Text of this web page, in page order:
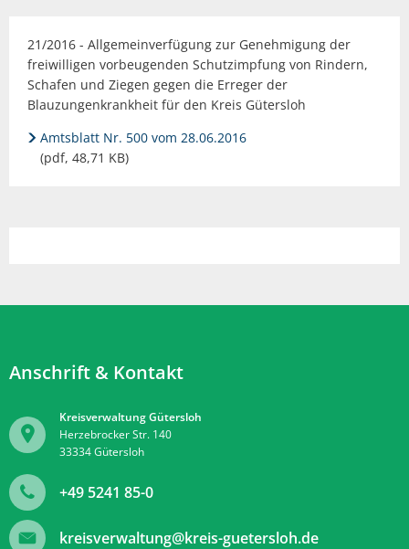
21/2016 - Allgemeinverfügung zur Genehmigung der
freiwilligen vorbeugenden Schutzimpfung von Rindern,
Schafen und Ziegen gegen die Erreger der
Blauzungenkrankheit für den Kreis Gütersloh
Amtsblatt Nr. 500 vom 28.06.2016
(pdf, 48,71 KB)
Anschrift & Kontakt
Kreisverwaltung Gütersloh
Herzebrocker Str. 140
33334Gütersloh
+49 5241 85-0
kreisverwaltung@kreis-guetersloh.de